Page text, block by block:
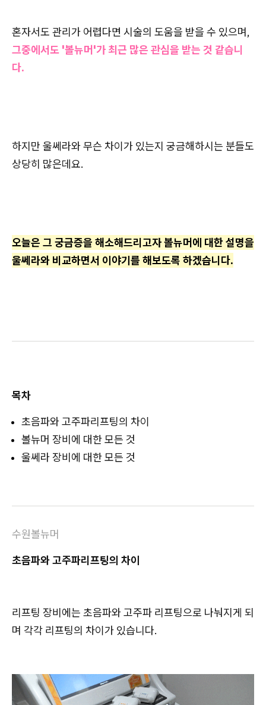
혼자서도 관리가 어렵다면 시술의 도움을 받을 수 있으며,
그중에서도 '볼뉴머'가 최근 많은 관심을 받는 것 같습니
다.
하지만 울쎄라와 무슨 차이가 있는지 궁금해하시는 분들도
상당히 많은데요.
오늘은 그 궁금증을 해소해드리고자 볼뉴머에 대한 설명을
울쎄라와 비교하면서 이야기를 해보도록 하겠습니다.
목차
초음파와 고주파리프팅의 차이
볼뉴머 장비에 대한 모든 것
울쎄라 장비에 대한 모든 것
수원볼뉴머
초음파와 고주파리프팅의 차이
리프팅 장비에는 초음파와 고주파 리프팅으로 나눠지게 되
며 각각 리프팅의 차이가 있습니다.